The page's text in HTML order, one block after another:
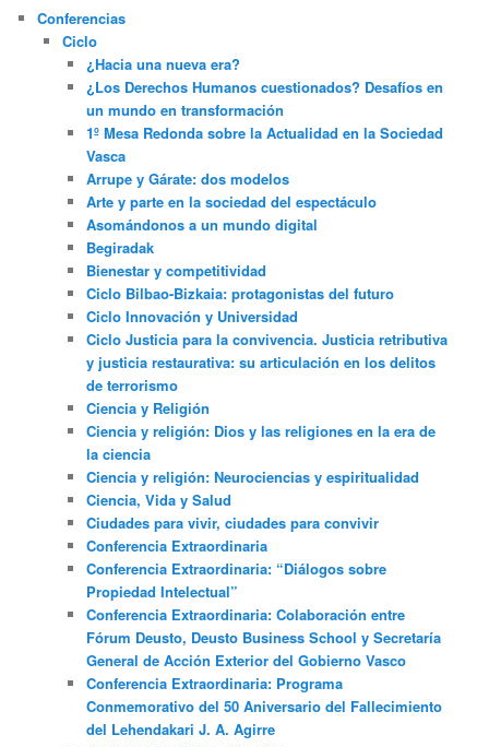
Conferencias
Ciclo
¿Hacia una nueva era?
¿Los Derechos Humanos cuestionados? Desafíos en
un mundo en transformación
1º Mesa Redonda sobre la Actualidad en la Sociedad
Vasca
Arrupe y Gárate: dos modelos
Arte y parte en la sociedad del espectáculo
Asomándonos a un mundo digital
Begiradak
Bienestar y competitividad
Ciclo Bilbao-Bizkaia: protagonistas del futuro
Ciclo Innovación y Universidad
Ciclo Justicia para la convivencia. Justicia retributiva
y justicia restaurativa: su articulación en los delitos
de terrorismo
Ciencia y Religión
Ciencia y religión: Dios y las religiones en la era de
la ciencia
Ciencia y religión: Neurociencias y espiritualidad
Ciencia, Vida y Salud
Ciudades para vivir, ciudades para convivir
Conferencia Extraordinaria
Conferencia Extraordinaria: “Diálogos sobre
Propiedad Intelectual”
Conferencia Extraordinaria: Colaboración entre
Fórum Deusto, Deusto Business School y Secretaría
General de Acción Exterior del Gobierno Vasco
Conferencia Extraordinaria: Programa
Conmemorativo del 50 Aniversario del Fallecimiento
del Lehendakari J. A. Agirre